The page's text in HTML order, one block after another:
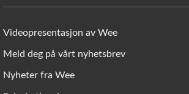
Videopresentasjon av Wee
Meld deg på vårt nyhetsbrev
Nyheter fra Wee